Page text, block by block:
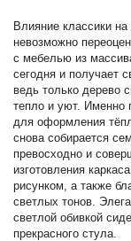
Влияние классики
невозможно
с мебелью из
сегодня и получает
ведь только дерево
тепло и уют. Именно
для оформления
снова собирается
превосходно и
изготовления
рисунком, а также
светлых тонов.
светлой обивкой
прекрасного стула.